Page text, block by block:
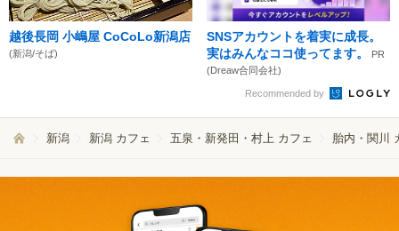
越後長岡 小嶋屋 CoCoLo新潟店
(新潟/そば)
SNSアカウントを着実に成長。
実はみんなココ使ってます。
PR
(Dreaw合同会社)
Recommended by
新潟 新潟 カフェ 五泉・新発田・村上 カフェ 胎内・関川